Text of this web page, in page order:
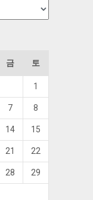
금 토
1
7 8
14 15
21 22
28 29